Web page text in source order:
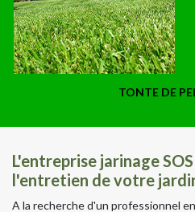
TONTE DE
L'entreprise jarinage
l'entretien de votre
A la recherche d'un professionnel